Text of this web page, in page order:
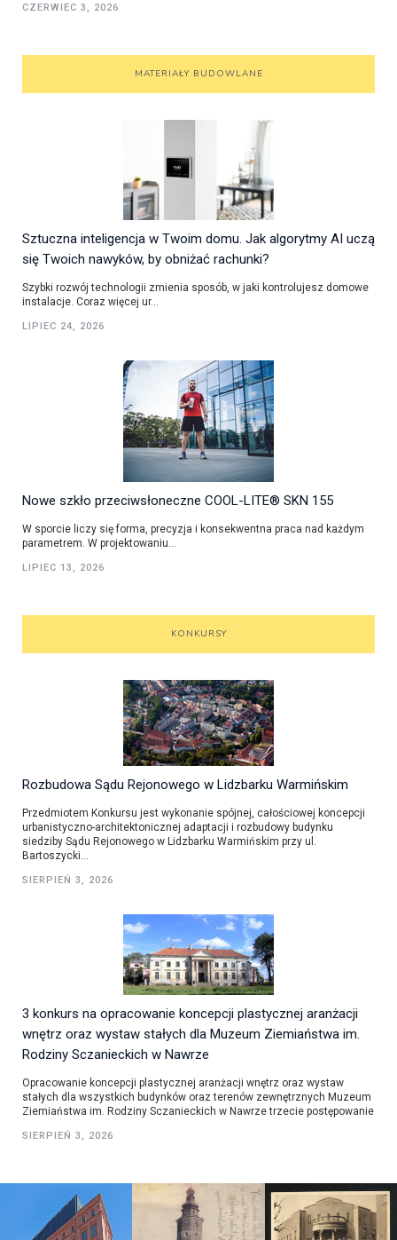
CZERWIEC 3, 2026
MATERIAŁY BUDOWLANE
Sztuczna inteligencja w Twoim domu. Jak algorytmy AI uczą
się Twoich nawyków, by obniżać rachunki?
Szybki rozwój technologii zmienia sposób, w jaki kontrolujesz domowe
instalacje. Coraz więcej ur...
LIPIEC 24, 2026
Nowe szkło przeciwsłoneczne COOL-LITE® SKN 155
W sporcie liczy się forma, precyzja i konsekwentna praca nad każdym
parametrem. W projektowaniu...
LIPIEC 13, 2026
KONKURSY
Rozbudowa Sądu Rejonowego w Lidzbarku Warmińskim
Przedmiotem Konkursu jest wykonanie spójnej, całościowej koncepcji
urbanistyczno-architektonicznej adaptacji i rozbudowy budynku
siedziby Sądu Rejonowego w Lidzbarku Warmińskim przy ul.
Bartoszycki...
SIERPIEŃ 3, 2026
3 konkurs na opracowanie koncepcji plastycznej aranżacji
wnętrz oraz wystaw stałych dla Muzeum Ziemiaństwa im.
Rodziny Sczanieckich w Nawrze
Opracowanie koncepcji plastycznej aranżacji wnętrz oraz wystaw
stałych dla wszystkich budynków oraz terenów zewnętrznych Muzeum
Ziemiaństwa im. Rodziny Sczanieckich w Nawrze trzecie postępowanie
SIERPIEŃ 3, 2026